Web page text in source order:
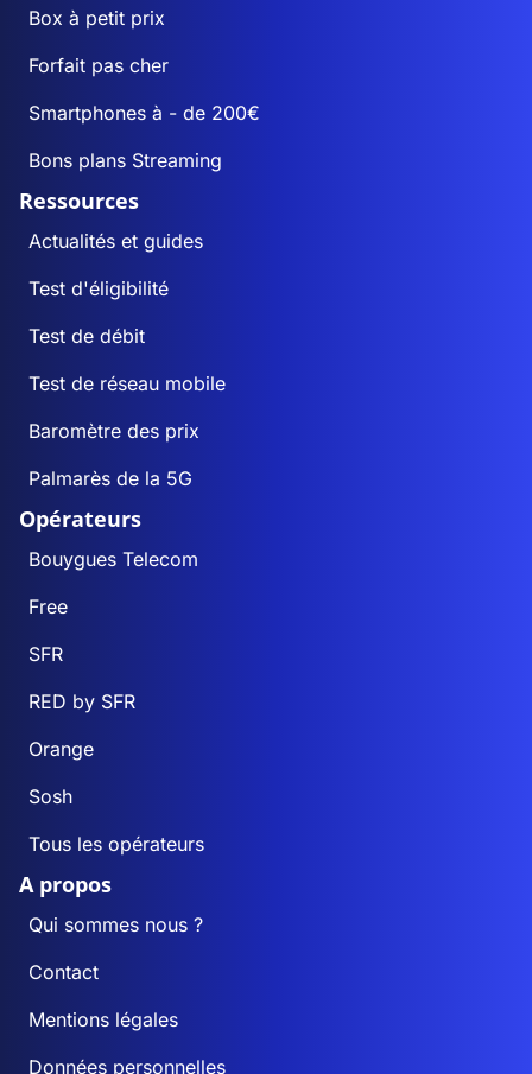
Box à petit prix
Forfait pas cher
Smartphones à - de 200€
Bons plans Streaming
Ressources
Actualités et guides
Test d'éligibilité
Test de débit
Test de réseau mobile
Baromètre des prix
Palmarès de la 5G
Opérateurs
Bouygues Telecom
Free
SFR
RED by SFR
Orange
Sosh
Tous les opérateurs
A propos
Qui sommes nous ?
Contact
Mentions légales
Données personnelles